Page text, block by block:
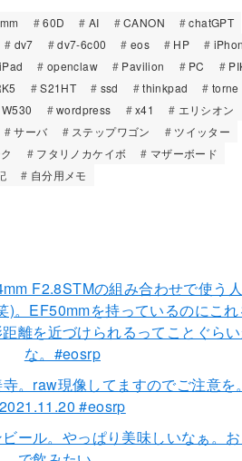
60D AI CANON
chatGPT
dv7 dv7-6c00 eos HP
openclaw Pavilion PC
S21HT ssd thinkpad
torne
W530 wordpress x41
エリシオン
サーバ ステップワゴン
ツイッター
フタリノカケイボ
マザーボード
自分用メモ